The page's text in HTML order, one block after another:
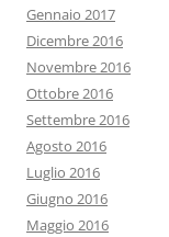
Gennaio 2017
Dicembre 2016
Novembre 2016
Ottobre 2016
Settembre 2016
Agosto 2016
Luglio 2016
Giugno 2016
Maggio 2016